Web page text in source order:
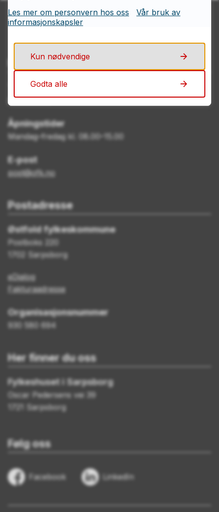
Kontakt Østfolds servicesenter
Telefon
69 11 70 00
Åpningstider
Mandag–fredag kl. 08.00–15.00
E-post
post@ofk.no
Postadresse
Østfold fylkeskommune
Postboks 220
1702 Sarpsborg
eDialog
Fakturaadresse
Organisasjonsnummer
930 580 694
Her finner du oss
Fylkeshuset i Sarpsborg
Oscar Pedersens vei 39
1721 Sarpsborg
Følg oss
Facebook LinkedIn
Les mer om personvern hos oss
Vår bruk av
informasjonskapsler
Kun nødvendige
Godta alle